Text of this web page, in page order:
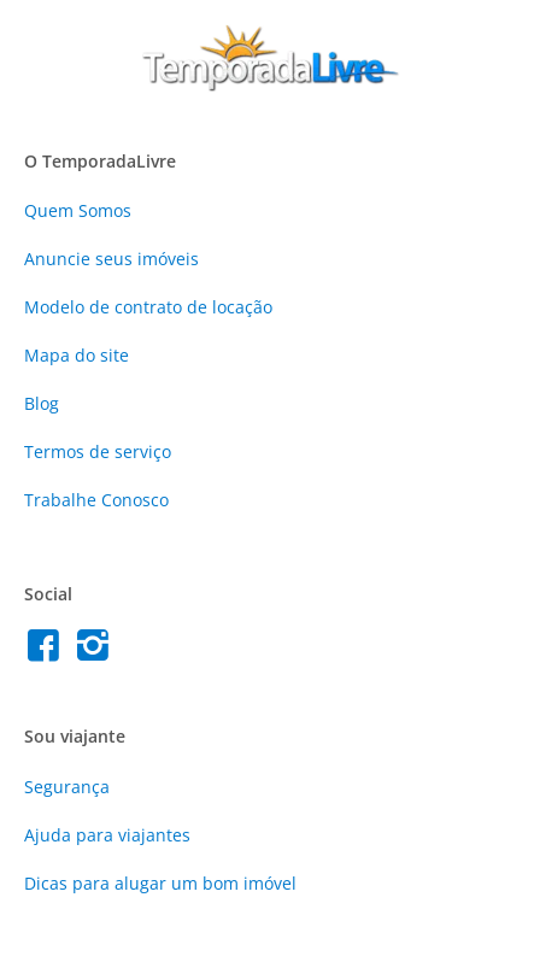
O TemporadaLivre
Quem Somos
Anuncie seus imóveis
Modelo de contrato de locação
Mapa do site
Blog
Termos de serviço
Trabalhe Conosco
Social
Sou viajante
Segurança
Ajuda para viajantes
Dicas para alugar um bom imóvel